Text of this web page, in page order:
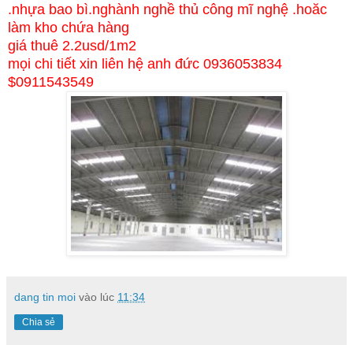
.nhựa bao bì.nghành nghề thủ công mĩ nghệ .hoăc
làm kho chứa hàng
giá thuê 2.2usd/1m2
mọi chi tiết xin liên hệ anh đức 0936053834
$0911543549
dang tin moi vào lúc 11:34
Chia sẻ